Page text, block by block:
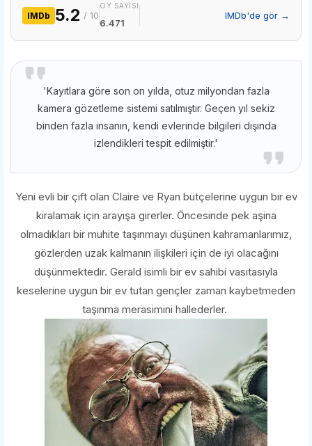
IMDb 5.2 / 10
OY SAYISI
6.471
IMDb'de gör →
'Kayıtlara göre son on yılda, otuz milyondan fazla
kamera gözetleme sistemi satılmıştır. Geçen yıl sekiz
binden fazla insanın, kendi evlerinde bilgileri dışında
izlendikleri tespit edilmiştir.'
Yeni evli bir çift olan Claire ve Ryan bütçelerine uygun bir ev
kiralamak için arayışa girerler. Öncesinde pek aşina
olmadıkları bir muhite taşınmayı düşünen kahramanlarımız,
gözlerden uzak kalmanın ilişkileri için de iyi olacağını
düşünmektedir. Gerald isimli bir ev sahibi vasıtasıyla
keselerine uygun bir ev tutan gençler zaman kaybetmeden
taşınma merasimini hallederler.